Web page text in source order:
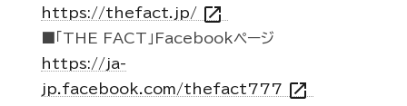
https://thefact.jp/ open_in_new
■「THE FACT」Facebookページ
https://ja-
jp.facebook.com/thefact777 open_in_new